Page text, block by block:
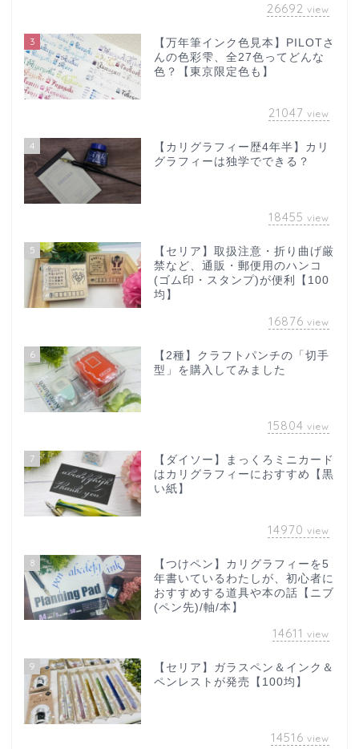
26692 view
3
【万年筆インク色見本】PILOTさ
んの色彩雫、全27色ってどんな
色？【東京限定色も】
21047 view
4
【カリグラフィー歴4年半】カリ
グラフィーは独学でできる？
18455 view
5
【セリア】取扱注意・折り曲げ厳
禁など、通販・郵便用のハンコ
(ゴム印・スタンプ)が便利【100
均】
16876 view
6
【2種】クラフトパンチの「切手
型」を購入してみました
15804 view
7
【ダイソー】まっくろミニカード
はカリグラフィーにおすすめ【黒
い紙】
14970 view
8
【つけペン】カリグラフィーを5
年書いているわたしが、初心者に
おすすめする道具や本の話【ニブ
(ペン先)/軸/本】
14611 view
9
【セリア】ガラスペン＆インク＆
ペンレストが発売【100均】
14516 view